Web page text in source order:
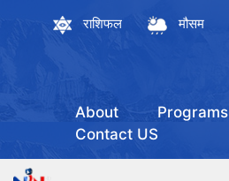
राशिफल मौसम
About Programs
Contact US